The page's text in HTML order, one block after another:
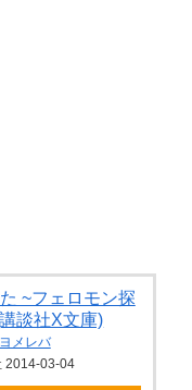
~フェロモン探
談社X文庫)
ヨメレバ
2014-03-04